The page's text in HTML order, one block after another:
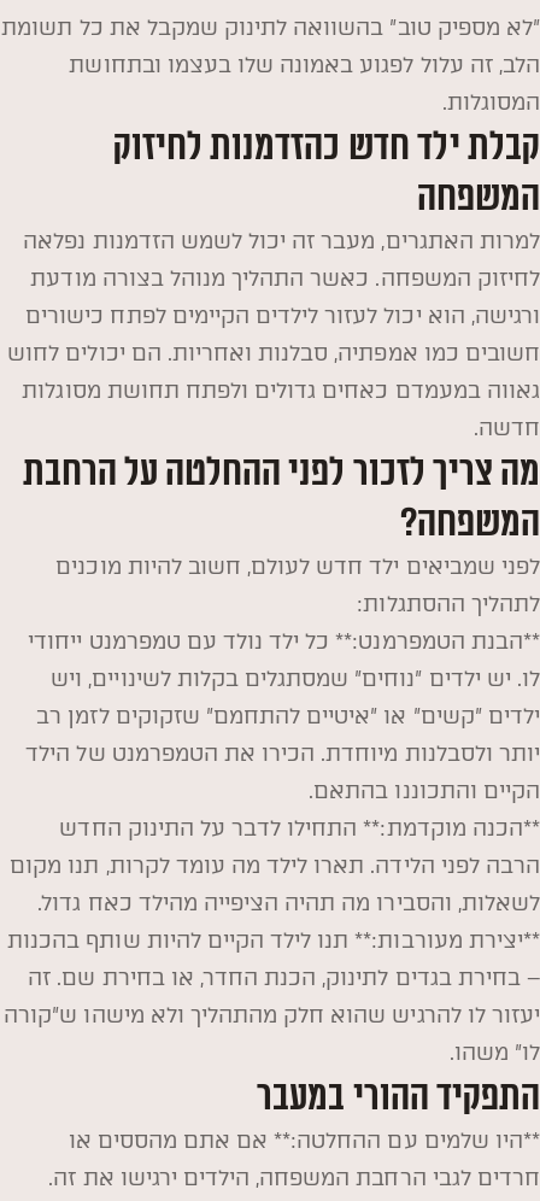
"לא מספיק טוב" בהשוואה לתינוק שמקבל את כל תשומת
הלב, זה עלול לפגוע באמונה שלו בעצמו ובתחושת
המסוגלות.
קבלת ילד חדש כהזדמנות לחיזוק
המשפחה
למרות האתגרים, מעבר זה יכול לשמש הזדמנות נפלאה
לחיזוק המשפחה. כאשר התהליך מנוהל בצורה מודעת
ורגישה, הוא יכול לעזור לילדים הקיימים לפתח כישורים
חשובים כמו אמפתיה, סבלנות ואחריות. הם יכולים לחוש
גאווה במעמדם כאחים גדולים ולפתח תחושת מסוגלות
חדשה.
מה צריך לזכור לפני ההחלטה על הרחבת
המשפחה?
לפני שמביאים ילד חדש לעולם, חשוב להיות מוכנים
לתהליך ההסתגלות:
**הבנת הטמפרמנט:** כל ילד נולד עם טמפרמנט ייחודי
לו. יש ילדים "נוחים" שמסתגלים בקלות לשינויים, ויש
ילדים "קשים" או "איטיים להתחמם" שזקוקים לזמן רב
יותר ולסבלנות מיוחדת. הכירו את הטמפרמנט של הילד
הקיים והתכוננו בהתאם.
**הכנה מוקדמת:** התחילו לדבר על התינוק החדש
הרבה לפני הלידה. תארו לילד מה עומד לקרות, תנו מקום
לשאלות, והסבירו מה תהיה הציפייה מהילד כאח גדול.
**יצירת מעורבות:** תנו לילד הקיים להיות שותף בהכנות
– בחירת בגדים לתינוק, הכנת החדר, או בחירת שם. זה
יעזור לו להרגיש שהוא חלק מהתהליך ולא מישהו ש"קורה
לו" משהו.
התפקיד ההורי במעבר
**היו שלמים עם ההחלטה:** אם אתם מהססים או
חרדים לגבי הרחבת המשפחה, הילדים ירגישו את זה.